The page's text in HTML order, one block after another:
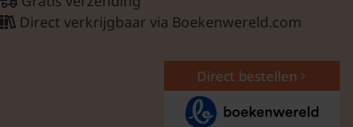
Direct verkrijgbaar via Boekenwereld.com
Direct bestellen